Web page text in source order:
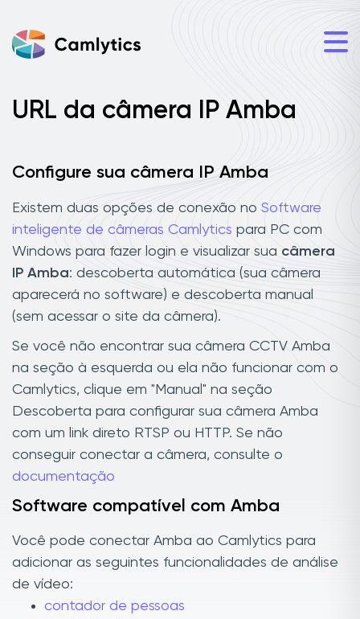
URL da câmera IP Amba
Configure sua câmera IP Amba
Existem duas opções de conexão no Software
inteligente de câmeras Camlytics para PC com
Windows para fazer login e visualizar sua câmera
IP Amba: descoberta automática (sua câmera
aparecerá no software) e descoberta manual
(sem acessar o site da câmera).
Se você não encontrar sua câmera CCTV Amba
na seção à esquerda ou ela não funcionar com o
Camlytics, clique em "Manual" na seção
Descoberta para configurar sua câmera Amba
com um link direto RTSP ou HTTP. Se não
conseguir conectar a câmera, consulte o
documentação
Software compatível com Amba
Você pode conectar Amba ao Camlytics para
adicionar as seguintes funcionalidades de análise
de vídeo:
contador de pessoas